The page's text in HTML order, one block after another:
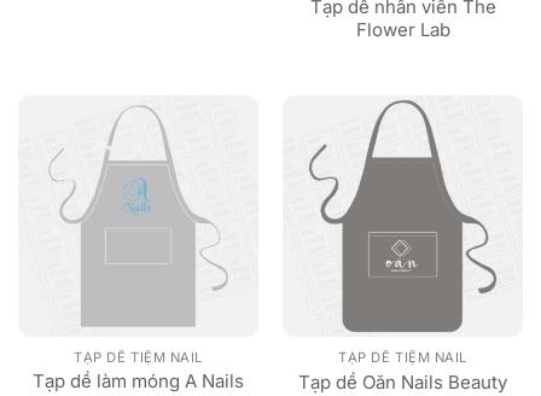
Tạp dề nhân viên The
Flower Lab
TẠP DỀ TIỆM NAIL
Tạp dề làm móng A Nails
TẠP DỀ TIỆM NAIL
Tạp dề Oăn Nails Beauty